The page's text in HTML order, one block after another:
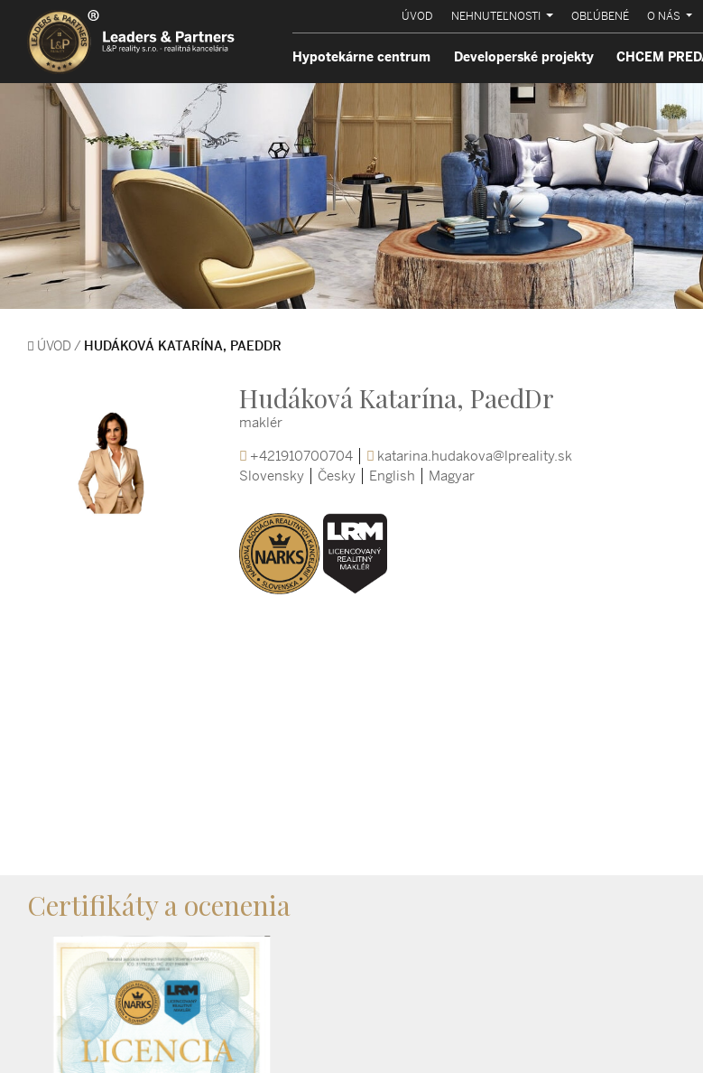
ÚVOD NEHNUTEĽNOSTI OBĽÚBENÉ O NÁS
Hypotekárne centrum Developerské projekty CHCEM
ÚVOD / HUDÁKOVÁ KATARÍNA, PAEDDR
Hudáková Katarína, PaedDr
maklér
+421910700704
katarina.hudakova@lpreality.sk
Slovensky
Česky English Magyar
Certifikáty a ocenenia